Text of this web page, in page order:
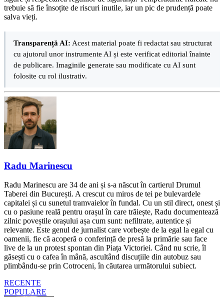
trebuie să fie însoțite de riscuri inutile, iar un pic de prudență poate
salva vieți.
Transparență AI: Acest material poate fi redactat sau structurat
cu ajutorul unor instrumente AI și este verificat editorial înainte
de publicare. Imaginile generate sau modificate cu AI sunt
folosite cu rol ilustrativ.
Radu Marinescu
Radu Marinescu are 34 de ani și s-a născut în cartierul Drumul
Taberei din București. A crescut cu miros de tei pe bulevardele
capitalei și cu sunetul tramvaielor în fundal. Cu un stil direct, onest și
cu o pasiune reală pentru orașul în care trăiește, Radu documentează
zilnic poveștile orașului așa cum sunt: nefiltrate, autentice și
relevante. Este genul de jurnalist care vorbește de la egal la egal cu
oamenii, fie că acoperă o conferință de presă la primărie sau face
live de la un protest spontan din Piața Victoriei. Când nu scrie, îl
găsești cu o cafea în mână, ascultând discuțiile din autobuz sau
plimbându-se prin Cotroceni, în căutarea următorului subiect.
RECENTE
POPULARE